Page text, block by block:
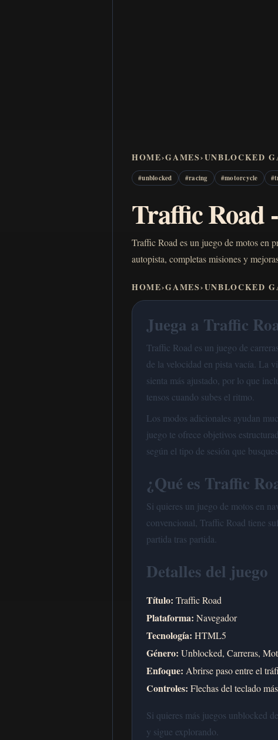
HOME›GAMES›UNBLOCKED
#unblocked #racing #motorcycle #
Traffic Road
Traffic Road es un juego de motos en
autopista, completas misiones y
HOME›GAMES›UNBLOCKED
Juega a Traffic
Traffic Road es un juego de
de la velocidad en pista vacía. La
sienta más ajustado, por lo que
tensos cuando subes el ritmo.
Los modos adicionales ayudan
juego te ofrece objetivos
según el tipo de sesión que busques.
¿Qué es Traffic
Si quieres un juego de motos en
convencional, Traffic Road tiene
partida tras partida.
Detalles del juego
Título: Traffic Road
Plataforma: Navegador
Tecnología: HTML5
Género: Unblocked, Carreras,
Enfoque: Abrirse paso entre el
Controles: Flechas del teclado
Si quieres más juegos unblocked
y sigue explorando.